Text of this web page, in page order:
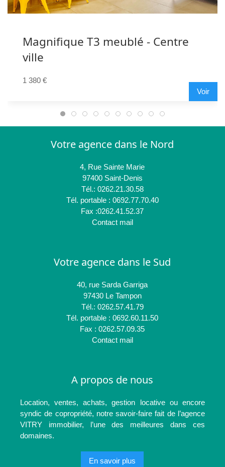
Voir
Magnifique T3 meublé - Centre
ville
1 380 €
Votre agence dans le Nord
4, Rue Sainte Marie
97400 Saint-Denis
Tél.: 0262.21.30.58
Tél. portable : 0692.77.70.40
Fax :0262.41.52.37
Contact mail
Votre agence dans le Sud
40, rue Sarda Garriga
97430 Le Tampon
Tél.: 0262.57.41.79
Tél. portable : 0692.60.11.50
Fax : 0262.57.09.35
Contact mail
A propos de nous
Location, ventes, achats, gestion locative ou encore
syndic de copropriété, notre savoir-faire fait de l’agence
VITRY immobilier, l’une des meilleures dans ces
domaines.
En savoir plus